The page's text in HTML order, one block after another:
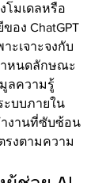
โมเดลหรือ
อง ChatGPT
ะเจาะจงกับ
ำหนดลักษณะ
ลความรู้
ะบบภายใน
ำงานที่ซับซ้อน
รงตามความ